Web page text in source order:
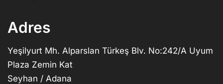
Adres
Yeşilyurt Mh. Alparslan Türkeş Blv. No:242/A Uyum
Plaza Zemin Kat
Seyhan / Adana